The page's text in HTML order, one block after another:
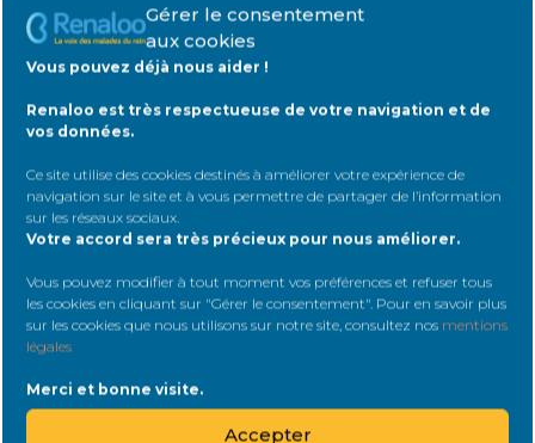
Gérer le consentement
aux cookies
Vous pouvez déjà nous aider !
Renaloo est très respectueuse de votre navigation et de
vos données.
Ce site utilise des cookies destinés à améliorer votre expérience de
navigation sur le site et à vous permettre de partager de l’information
sur les réseaux sociaux.
Votre accord sera très précieux pour nous améliorer.
Vous pouvez modifier à tout moment vos préférences et refuser tous
les cookies en cliquant sur "Gérer le consentement". Pour en savoir plus
sur les cookies que nous utilisons sur notre site, consultez nos mentions
légales
Merci et bonne visite.
Accepter
Connectez-vouspour répondre au
sujet
Identifiant:
Mot de passe:
Rester connecté